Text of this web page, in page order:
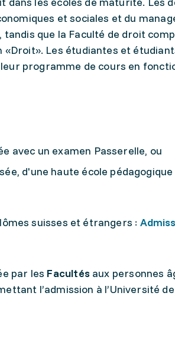
et sociales et du
que la Faculté de droit
Les étudiantes et
programme de cours en
avec un examen Passerelle, ou
d'une haute école
suisses et étrangers :
par les Facultésaux personnes
l’admission à l’Université